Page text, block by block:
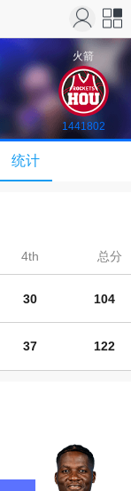
站导
航
火箭
1441802
统计
4th
30
37
总分
104
122